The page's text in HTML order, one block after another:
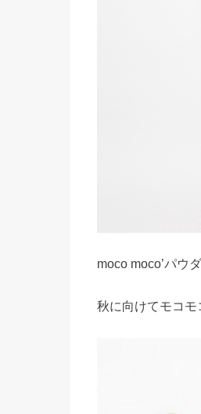
moco moco’パウ
秋に向けてモコモ